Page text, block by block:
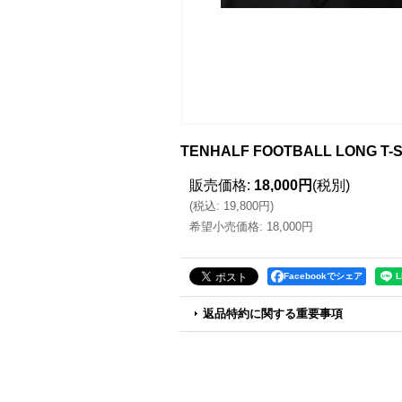
TENHALF FOOTBALL LONG T-
販売価格: 18,000円 (税別)
(税込: 19,800円)
希望小売価格: 18,000円
Facebookでシェア
返品特約に関する重要事項